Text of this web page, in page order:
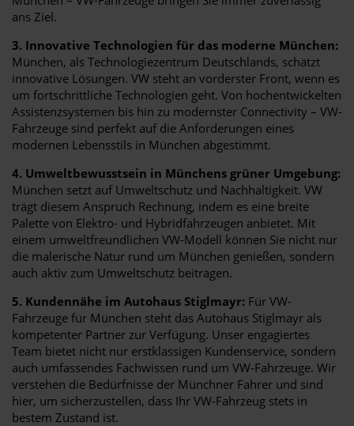
ans Ziel.
3. Innovative Technologien für das moderne München:
München, als Technologiezentrum Deutschlands, schätzt
innovative Lösungen. VW steht an vorderster Front, wenn es
um fortschrittliche Technologien geht. Von hochentwickelten
Assistenzsystemen bis hin zu modernster Connectivity – VW-
Fahrzeuge sind perfekt auf die Anforderungen eines
modernen Lebensstils in München abgestimmt.
4. Umweltbewusstsein in Münchens grüner Umgebung:
München setzt auf Umweltschutz und Nachhaltigkeit. VW
trägt diesem Anspruch Rechnung, indem es eine breite
Palette von Elektro- und Hybridfahrzeugen anbietet. Mit
einem umweltfreundlichen VW-Modell können Sie nicht nur
die malerische Natur rund um München genießen, sondern
auch aktiv zum Umweltschutz beitragen.
5. Kundennähe im Autohaus Stiglmayr: Für VW-
Fahrzeuge für München steht das Autohaus Stiglmayr als
kompetenter Partner zur Verfügung. Unser engagiertes
Team bietet nicht nur erstklassigen Kundenservice, sondern
auch umfassendes Fachwissen rund um VW-Fahrzeuge. Wir
verstehen die Bedürfnisse der Münchner Fahrer und sind
hier, um sicherzustellen, dass Ihr VW-Fahrzeug stets in
bestem Zustand ist.